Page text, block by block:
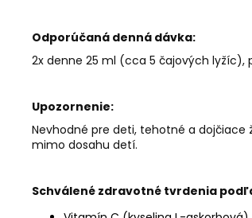
Odporúčaná denná dávka:
2x denne 25 ml (cca 5 čajových lyžíc),
Upozornenie:
Nevhodné pre deti, tehotné a dojčiace
mimo dosahu detí.
Schválené zdravotné tvrdenia